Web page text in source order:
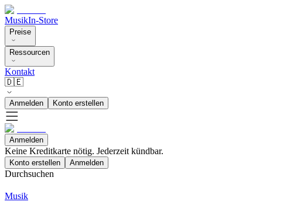
MusikIn-Store
Preise
Ressourcen
Kontakt
🇩🇪
Anmelden Konto erstellen
Anmelden
Keine Kreditkarte nötig. Jederzeit kündbar.
Konto erstellen Anmelden
Durchsuchen
Musik